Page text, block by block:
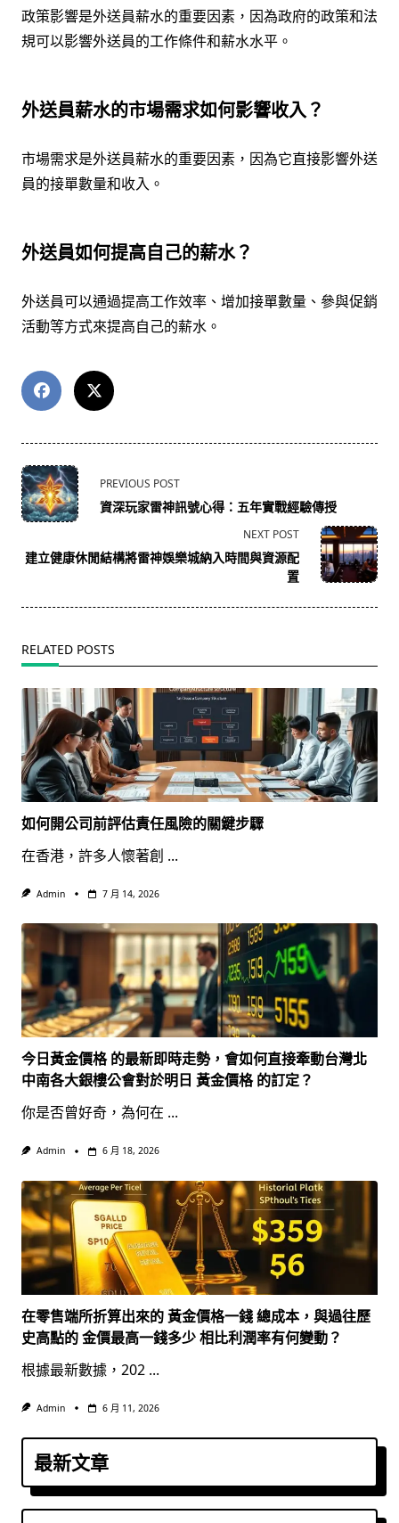
政策影響是外送員薪水的重要因素，因為政府的政策和法
規可以影響外送員的工作條件和薪水水平。
外送員薪水的市場需求如何影響收入？
市場需求是外送員薪水的重要因素，因為它直接影響外送
員的接單數量和收入。
外送員如何提高自己的薪水？
外送員可以通過提高工作效率、增加接單數量、參與促銷
活動等方式來提高自己的薪水。
<span
class="nav-
subtitle
reader-
PREVIOUS POST
資深玩家雷神訊號心得：五年實戰經驗傳授
NEXT POST
建立健康休閒結構將雷神娛樂城納入時間與資源配
置
RELATED POSTS
如何開公司前評估責任風險的關鍵步驟
在香港，許多人懷著創 ...
Admin 7 月 14, 2026
今日黃金價格 的最新即時走勢，會如何直接牽動台灣北
中南各大銀樓公會對於明日 黃金價格 的訂定？
你是否曾好奇，為何在 ...
Admin 6 月 18, 2026
在零售端所折算出來的 黃金價格一錢 總成本，與過往歷
史高點的 金價最高一錢多少 相比利潤率有何變動？
根據最新數據，202 ...
Admin 6 月 11, 2026
最新文章